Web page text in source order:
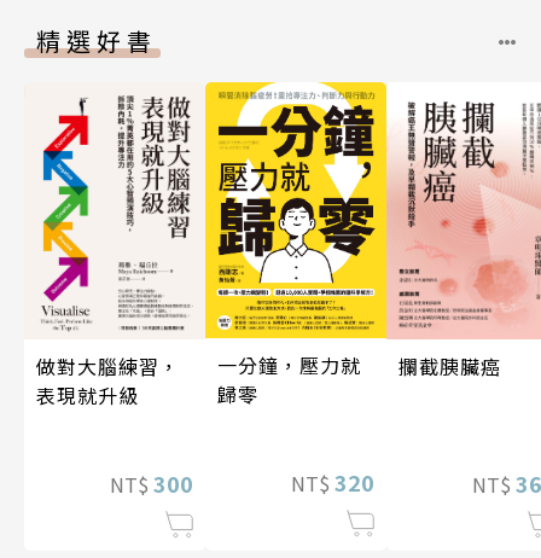
精選好書
做對大腦練習，
表現就升級
NT$ 300
一分鐘，壓力就
歸零
NT$ 320
攔截胰臟癌
NT$